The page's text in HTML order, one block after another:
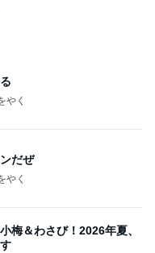
やく
だぜ
やく
梅＆わさび！2026年夏、